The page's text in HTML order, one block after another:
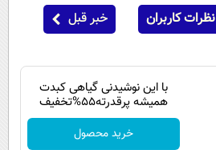
فرهنگی
حیات وحش
نظرات کاربران خبر قبل
با این نوشیدنی گیاهی کبدت
همیشه پرقدرته55%تخفیف
خرید محصول